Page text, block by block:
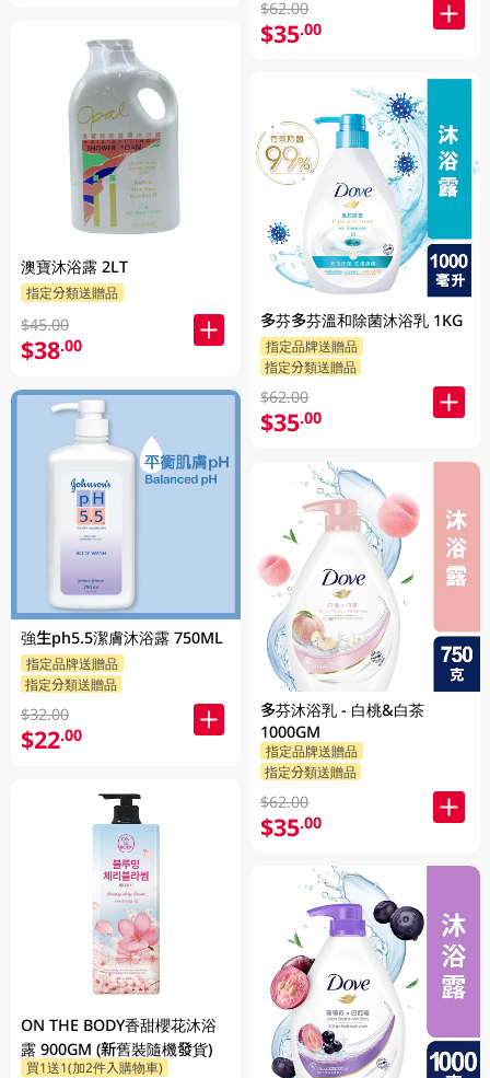
澳寶沐浴露 2LT
指定分類送贈品
$45.00
$38.00
強生ph5.5潔膚沐浴露 750ML
指定品牌送贈品
指定分類送贈品
$32.00
$22.00
ON THE BODY香甜櫻花沐浴
露 900GM (新舊裝隨機發貨)
買1送1(加2件入購物車)
$62.00
$35.00
多芬多芬溫和除菌沐浴乳 1KG
指定品牌送贈品
指定分類送贈品
$62.00
$35.00
多芬沐浴乳 - 白桃&白茶
1000GM
指定品牌送贈品
指定分類送贈品
$62.00
$35.00